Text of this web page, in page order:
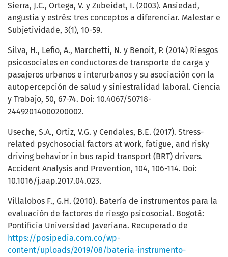
Sierra, J.C., Ortega, V. y Zubeidat, I. (2003). Ansiedad,
angustia y estrés: tres conceptos a diferenciar. Malestar e
Subjetividade, 3(1), 10-59.
Silva, H., Lefio, A., Marchetti, N. y Benoit, P. (2014) Riesgos
psicosociales en conductores de transporte de carga y
pasajeros urbanos e interurbanos y su asociación con la
autopercepción de salud y siniestralidad laboral. Ciencia
y Trabajo, 50, 67-74. Doi: 10.4067/S0718-
24492014000200002.
Useche, S.A., Ortiz, V.G. y Cendales, B.E. (2017). Stress-
related psychosocial factors at work, fatigue, and risky
driving behavior in bus rapid transport (BRT) drivers.
Accident Analysis and Prevention, 104, 106-114. Doi:
10.1016/j.aap.2017.04.023.
Villalobos F., G.H. (2010). Batería de instrumentos para la
evaluación de factores de riesgo psicosocial. Bogotá:
Pontificia Universidad Javeriana. Recuperado de
https://posipedia.com.co/wp-
content/uploads/2019/08/bateria-instrumento-